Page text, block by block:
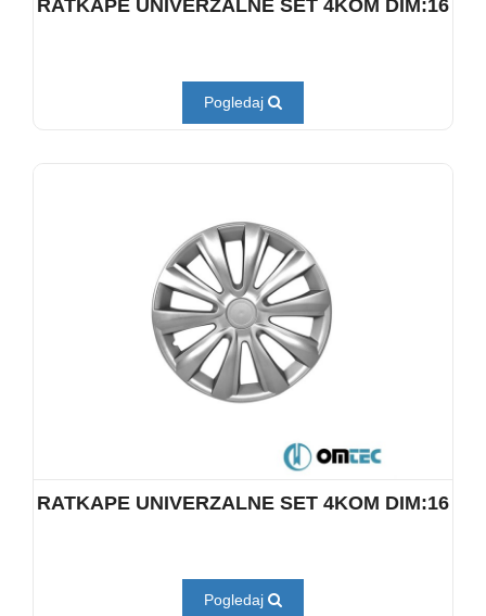
RATKAPE UNIVERZALNE SET 4KOM DIM:16
Pogledaj
RATKAPE UNIVERZALNE SET 4KOM DIM:16
Pogledaj